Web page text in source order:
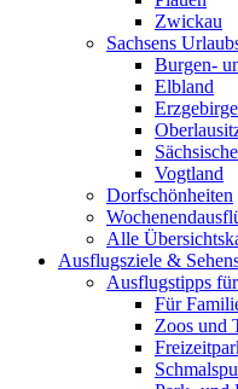
Zwickau
Sachsens
Burgen-
Elbland
Erzgebirge
Vogtland
Dorfschönheiten
Alle
Ausflugsziele &
Ausflugstipps
Für
Zoos und